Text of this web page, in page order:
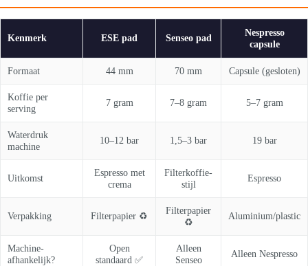
Kenmerk ESE pad Senseo pad
Nespresso
capsule
Formaat 44 mm 70 mm Capsule (gesloten)
Koffie per
serving
7 gram 7–8 gram 5–7 gram
Waterdruk
machine
10–12 bar 1,5–3 bar 19 bar
Uitkomst
Espresso met
crema
Filterkoffie-
stijl
Espresso
Verpakking Filterpapier ♻️
Filterpapier
♻️
Aluminium/plastic
Machine-
afhankelijk?
Open
standaard ✅
Alleen
Senseo
Alleen Nespresso